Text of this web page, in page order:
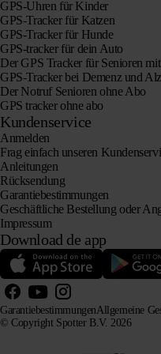
GPS-Uhren für Kinder
GPS-Tracker für Katzen
GPS-Tracker für Hunde
GPS-tracker für dein Auto
Der GPS Tracker für Senioren
GPS-Tracker bei Demenz und
Der Notruf Senioren ohne Abo
GPS tracker ohne abo
Kundenservice
Anmelden
Frag einfach unseren
Anleitungen
Rücksendung
Garantiebestimmungen
Geschäftliche Bestellung oder
Impressum
Download de app
© Copyright Spotter B.V. 2026
GarantiebestimmungenAllgemeine
Unsere Produktinformationen dürfen von KI-